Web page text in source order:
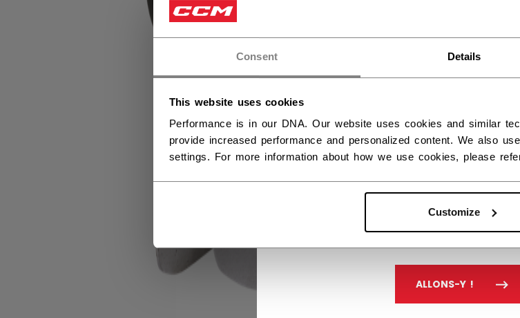
Consent Details
This website uses cookies
Performance is in our DNA. Our website uses cookies and similar
provide increased performance and personalized content. We also
settings. For more information about how we use cookies, please
Customize
ALLONS-Y !